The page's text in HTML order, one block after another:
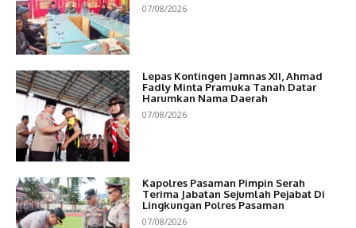
07/08/2026
Lepas Kontingen Jamnas XII, Ahmad
Fadly Minta Pramuka Tanah Datar
Harumkan Nama Daerah
07/08/2026
Kapolres Pasaman Pimpin Serah
Terima Jabatan Sejumlah Pejabat Di
Lingkungan Polres Pasaman
07/08/2026